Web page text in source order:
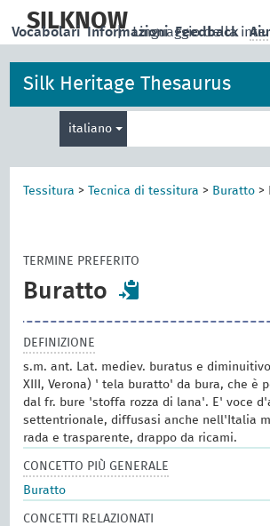
main
SILKNOW
| Linguaggio della
Vocabolari Informazioni Feedback
Silk Heritage Thesaurus
italiano
per
la
Tessitura > Tecnica di tessitura > Buratto >
TERMINE PREFERITO
Buratto
DEFINIZIONE
s.m. ant. Lat. mediev. buratus e
XIII, Verona) ' tela buratto' da bura, che è
dal fr. bure 'stoffa rozza di lana'. E' voce
settentrionale, diffusasi anche nell'Italia
rada e trasparente, drappo da ricami.
CONCETTO PIÙ GENERALE
Buratto
CONCETTI RELAZIONATI